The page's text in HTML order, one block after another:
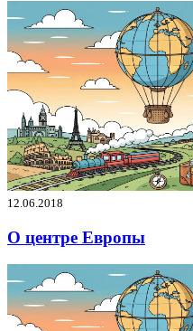
12.06.2018
О центре Европы